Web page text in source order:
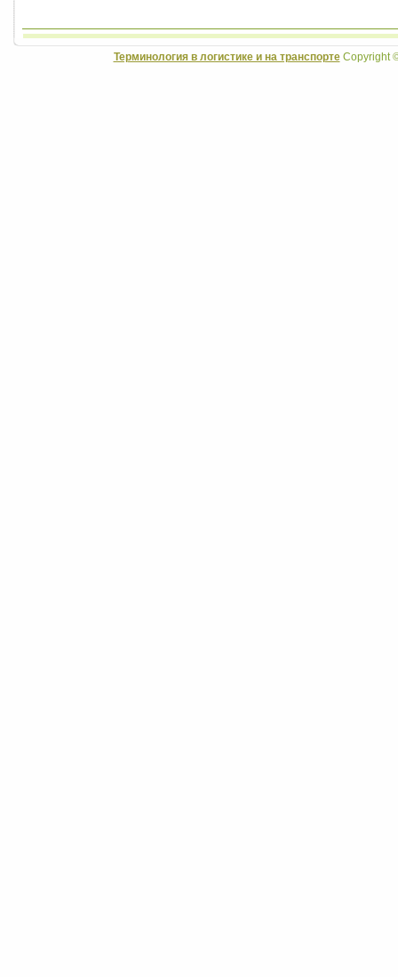
Терминология в логистике и на транспортеCopyright